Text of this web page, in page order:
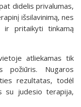
didelis privalumas,
išsilavinimą, nes
ir pritaikyti tinkamą
atliekamas tik
požiūris. Nugaros
rezultatas, todėl
su judesio terapija,